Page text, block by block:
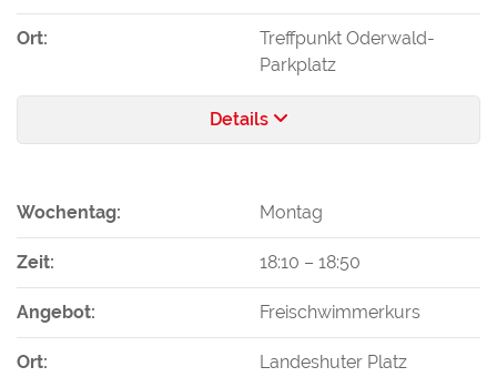
Ort:
Treffpunkt Oderwald-
Parkplatz
Details
Wochentag: Montag
Zeit: 18:10 – 18:50
Angebot: Freischwimmerkurs
Ort: Landeshuter Platz